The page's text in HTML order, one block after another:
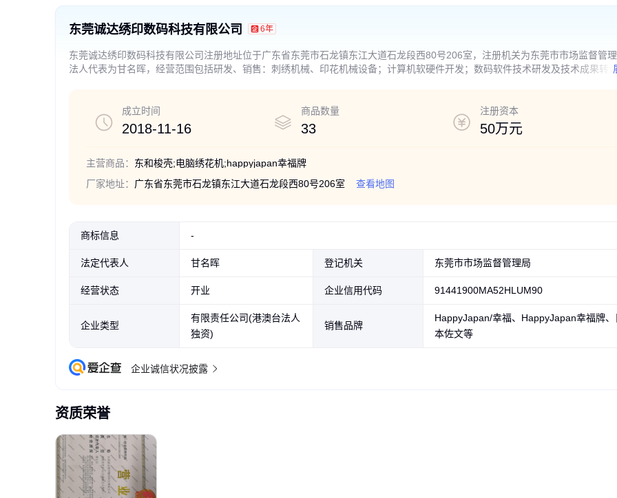
东莞诚达绣印数码科技有限公司 6年
东莞诚达绣印数码科技有限公司注册地址位于广东省东莞市石龙镇东江大道石龙段西80号206室，注册机关为东莞市市场监督管理
法人代表为甘名晖，经营范围包括研发、销售：刺绣机械、印花机械设备；计算机软硬件开发；数码软件技术研发及技术成果转
成立时间
2018-11-16
商品数量
33
注册资本
50万元
主营商品： 东和梭壳;电脑绣花机;happyjapan幸福牌
厂家地址： 广东省东莞市石龙镇东江大道石龙段西80号206室 查看地图
商标信息 -
法定代表人 甘名晖 登记机关 东莞市市场监督管理局
经营状态 开业 企业信用代码 91441900MA52HLUM90
企业类型
有限责任公司(港澳台法人
独资)
销售品牌
HappyJapan/幸福、HappyJapan幸福牌、
本佐文等
企业诚信状况披露
资质荣誉